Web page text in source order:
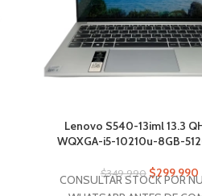
Lenovo S540-13iml 13.3
WQXGA-i5-10210u-8GB-
$349.990 $299.990
CONSULTAR STOCK POR